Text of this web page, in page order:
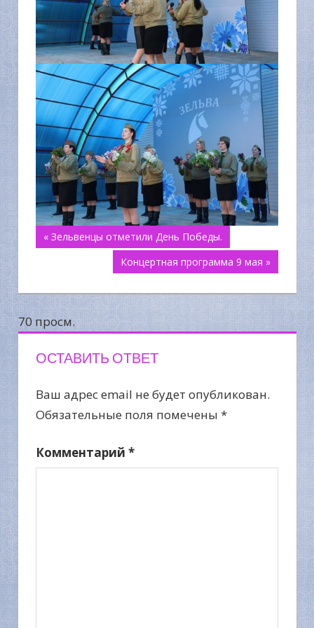
Навигация
записям
« Зельвенцы отметили День Победы.
Концертная программа 9 мая »
70 просм.
ОСТАВИТЬ ОТВЕТ
Ваш адрес email не будет опубликован.
Обязательные поля помечены *
Комментарий *